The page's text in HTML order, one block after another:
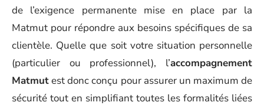
de l’exigence permanente mise en place par la
Matmut pour répondre aux besoins spécifiques de sa
clientèle. Quelle que soit votre situation personnelle
(particulier ou professionnel), l’accompagnement
Matmutest donc conçu pour assurer un maximum de
sécurité tout en simplifiant toutes les formalités liées